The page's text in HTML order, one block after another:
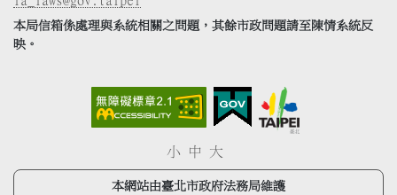
本局信箱係處理與系統相關之問題，其餘市政問題請至陳情系統反
映。
小 中 大
本網站由臺北市政府法務局維護